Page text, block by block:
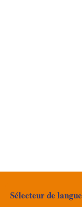
Sélecteur de langue